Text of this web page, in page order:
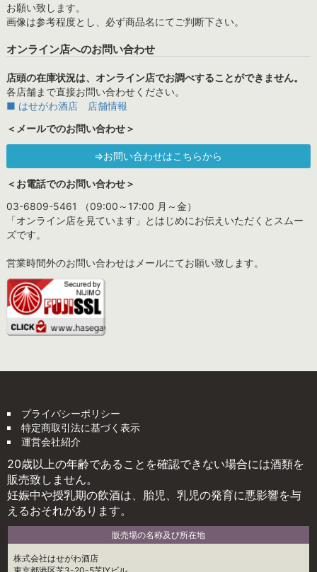
お願い致します。
画像は参考程度とし、必ず商品名にてご判断下さい。
オンライン店へのお問い合わせ
店頭の在庫状況は、オンライン店でお調べすることができません。
各店舗まで直接お問い合わせください。
■ はせがわ酒店 店舗情報
＜メールでのお問い合わせ＞
⇒お問い合わせはこちらから
＜お電話でのお問い合わせ＞
03-6809-5461 （09:00～17:00 月～金）
「オンライン店を見ています」とはじめにお伝えいただくとスムー
ズです。
営業時間外のお問い合わせはメールにてお願い致します。
プライバシーポリシー
特定商取引法に基づく表示
運営会社紹介
20歳以上の年齢であることを確認できない場合には酒類を
販売致しません。
妊娠中や授乳期の飲酒は、胎児、乳児の発育に悪影響を与
えるおそれがあります。
販売場の名称及び所在地
株式会社はせがわ酒店